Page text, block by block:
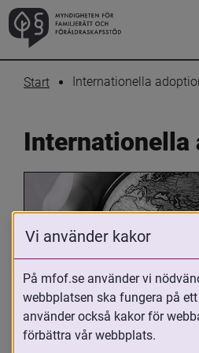
Start Internationella
Internationella
Oavsett om du är
adoptivförälder eller
Vi använder kakor
På mfof.se använder vi
webbplatsen ska fungera på
använder också kakor för
förbättra vår webbplats.